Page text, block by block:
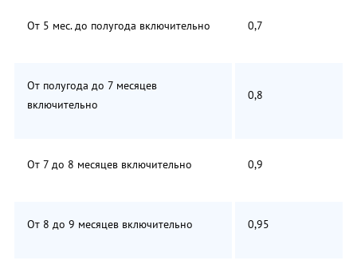
От 5 мес. до полугода включительно 0,7
От полугода до 7 месяцев
включительно
0,8
От 7 до 8 месяцев включительно 0,9
От 8 до 9 месяцев включительно 0,95